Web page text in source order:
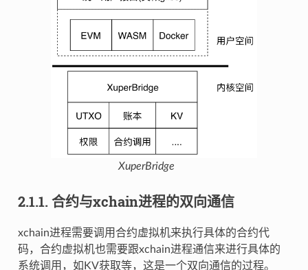
XuperBridge
2.1.1. 合约与xchain进程的双向通信
xchain进程需要调用合约虚拟机来执行具体的合约代
码，合约虚拟机也需要跟xchain进程通信来进行具体的
系统调用，如KV获取等，这是一个双向通信的过程。